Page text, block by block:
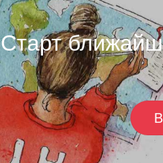
Старт